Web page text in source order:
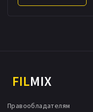
FILMIX
Правообладателям